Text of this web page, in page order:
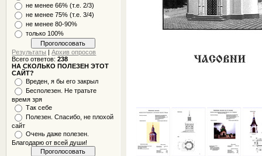
не менее 66% (т.е. 2/3)
не менее 75% (т.е. 3/4)
не менее 80-90%
только 100%
Результаты |Архив опросов
Всего ответов:238
НА СКОЛЬКО ПОЛЕЗЕН ЭТОТ
САЙТ?
Вреден, я бы его закрыл
Бесполезен. Не тратьте
время зря
Так себе
Полезен. Спасибо, не плохой
сайт
Очень даже полезен.
Благодарю от всей души!